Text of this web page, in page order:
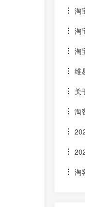
iapp）
淘
淘
字ID
淘
款，
维
关
进情
淘
么区
金的
淘